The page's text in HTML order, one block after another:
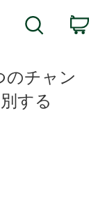
Search
のチャン
する